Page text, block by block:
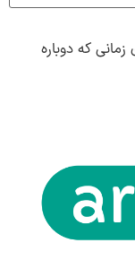
که دوباره